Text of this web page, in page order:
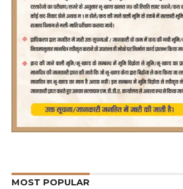
MOST POPULAR